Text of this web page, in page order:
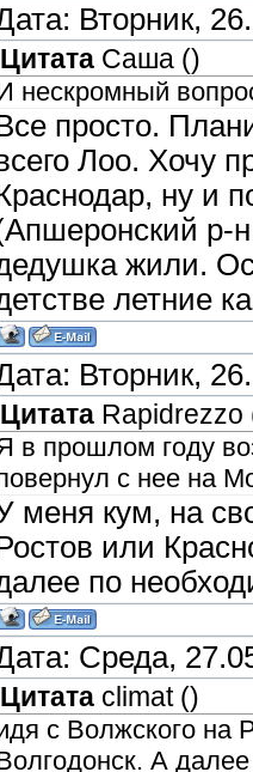
Вторник,
Цитата Саша ()
нескромный
просто.
Лоо. Хочу
ну и
р-
жили.
летние
Вторник,
Цитата Rapidrezzo
в прошлом году
с нее на
меня кум, на
или
по
Среда,
Цитата climat()
с Волжского на
А